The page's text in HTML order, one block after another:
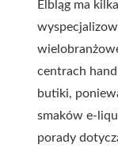
Elbląg ma
centrach
butiki,
smaków e-
porady